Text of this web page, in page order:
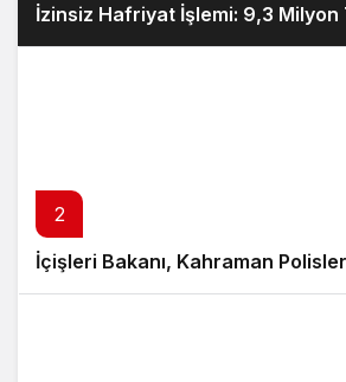
İzinsiz Hafriyat İşlemi: 9,3 Milyon
2
İçişleri Bakanı, Kahraman